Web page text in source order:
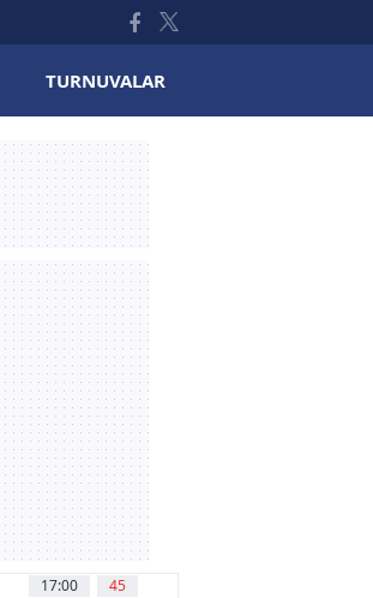
TURNUVALAR
17:00 45